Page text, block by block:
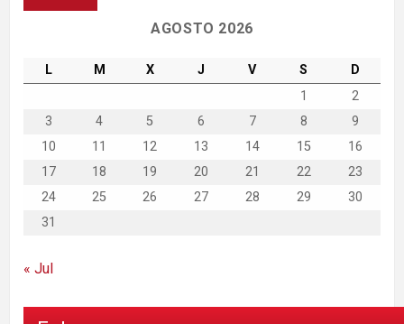
AGOSTO 2026
L M X J V S
D
1
2
3
4 5 6 7 8
9
10
11 12 13 14 15
16
17
18 19 20 21 22
23
24
25 26 27 28 29
30
31
« Jul